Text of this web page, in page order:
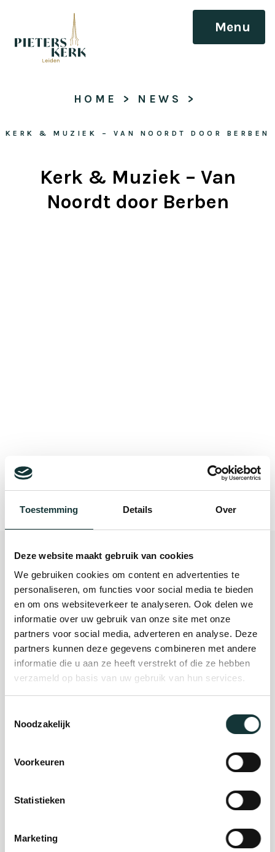
Toestemming Details Over
Deze website maakt gebruik van cookies
We gebruiken cookies om content en advertenties te
personaliseren, om functies voor social media te bieden
en om ons websiteverkeer te analyseren. Ook delen we
informatie over uw gebruik van onze site met onze
partners voor social media, adverteren en analyse. Deze
partners kunnen deze gegevens combineren met andere
informatie die u aan ze heeft verstrekt of die ze hebben
verzameld op basis van uw gebruik van hun services.
Noodzakelijk
Voorkeuren
Statistieken
Marketing
Menu
HOME > NEWS >
KERK & MUZIEK – VAN NOORDT DOOR BERBEN
Kerk & Muziek – Van
Noordt door Berben
Bekijk alle blogberichten
Plan je bezoek
Evenement
organiseren
Steun ons
Auditie
De Pieterskerk als